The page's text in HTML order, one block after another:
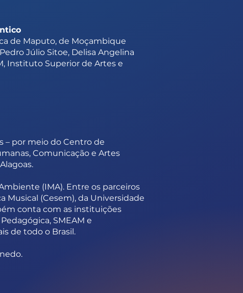
de Maputo, de Moçambique
Júlio Sitoe, Delisa Angelina
Instituto Superior de Artes e
– por meio do Centro de
Comunicação e Artes
(IMA). Entre os parceiros
Musical (Cesem), da Universidade
conta com as instituições
SMEAM e
de todo o Brasil.